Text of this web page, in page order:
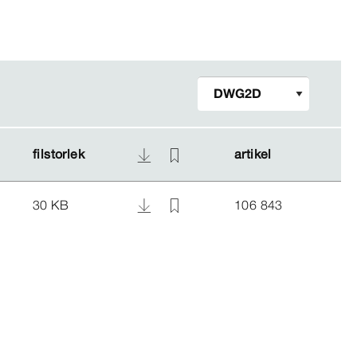
filstorlek artikel
filstorlek artikel
30 KB 106 843